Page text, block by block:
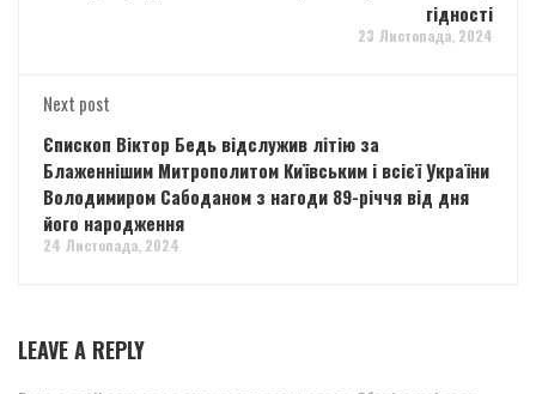
гідності
23 Листопада, 2024
Next post
Єпископ Віктор Бедь відслужив літію за
Блаженнішим Митрополитом Київським і всієї України
Володимиром Сабоданом з нагоди 89-річчя від дня
його народження
24 Листопада, 2024
LEAVE A REPLY